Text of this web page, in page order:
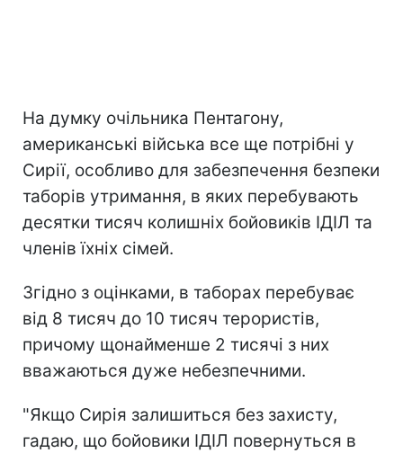
На думку очільника Пентагону,
американські війська все ще потрібні у
Сирії, особливо для забезпечення безпеки
таборів утримання, в яких перебувають
десятки тисяч колишніх бойовиків ІДІЛ та
членів їхніх сімей.
Згідно з оцінками, в таборах перебуває
від 8 тисяч до 10 тисяч терористів,
причому щонайменше 2 тисячі з них
вважаються дуже небезпечними.
"Якщо Сирія залишиться без захисту,
гадаю, що бойовики ІДІЛ повернуться в